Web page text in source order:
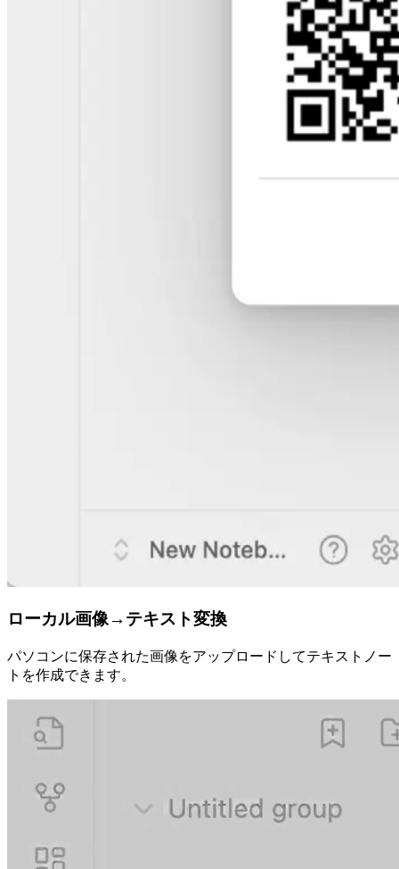
ローカル画像→テキスト変換
パソコンに保存された画像をアップロードしてテキストノー
トを作成できます。